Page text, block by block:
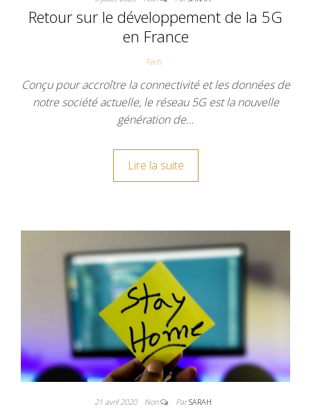
Retour sur le développement de la 5G
en France
Tech
Conçu pour accroître la connectivité et les données de
notre société actuelle, le réseau 5G est la nouvelle
génération de…
Lire la suite
21 avril 2020 Non ParSARAH